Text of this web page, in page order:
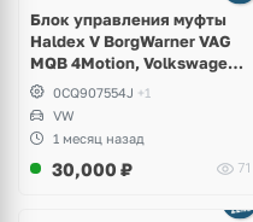
Блок управления муфты
Haldex V BorgWarner VAG
MQB 4Motion, Volkswagen
Tiguan
0CQ907554J +1
VW
1 месяц назад
30,000 ₽ 71